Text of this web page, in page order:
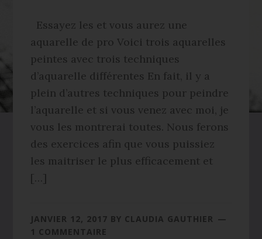
Essayez les et vous aurez une
aquarelle de pro Voici trois aquarelles
peintes avec trois techniques
d’aquarelle différentes En fait, il y a
plein d’autres techniques pour peindre
l’aquarelle et si vous venez avec moi, je
vous les montrerai toutes. Nous ferons
des exercices afin que vous puissiez
les maitriser le plus efficacement et
[…]
JANVIER 12, 2017 BY CLAUDIA GAUTHIER
1 COMMENTAIRE